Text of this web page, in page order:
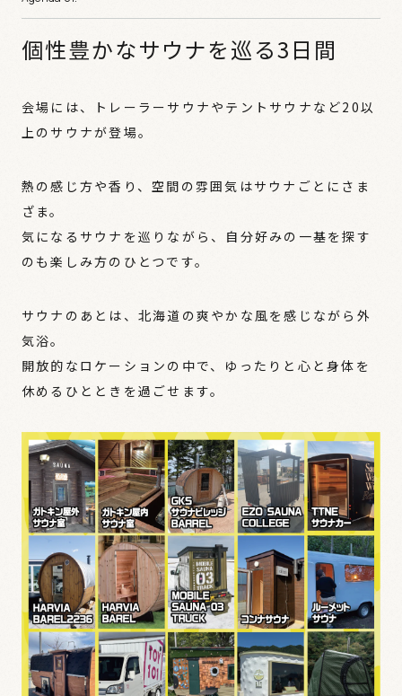
個性豊かなサウナを巡る3日間
会場には、トレーラーサウナやテントサウナなど20以
上のサウナが登場。
熱の感じ方や香り、空間の雰囲気はサウナごとにさま
ざま。
気になるサウナを巡りながら、自分好みの一基を探す
のも楽しみ方のひとつです。
サウナのあとは、北海道の爽やかな風を感じながら外
気浴。
開放的なロケーションの中で、ゆったりと心と身体を
休めるひとときを過ごせます。